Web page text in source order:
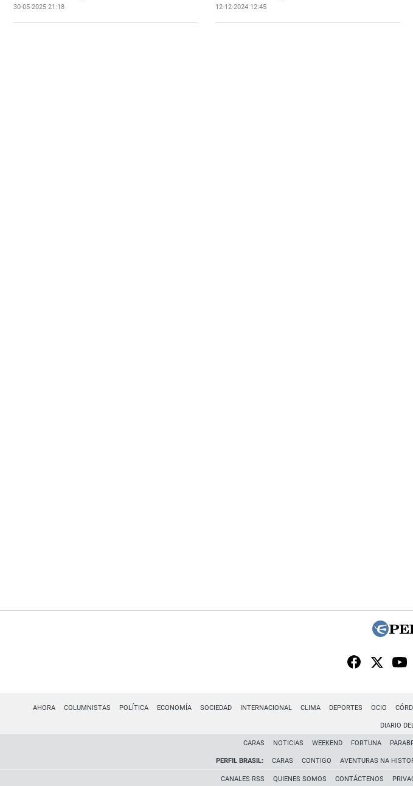
30-05-2025 21:18 12-12-2024 12:45
AHORA COLUMNISTAS POLÍTICA ECONOMÍA SOCIEDAD INTERNACIONAL CLIMA DEPORTES OCIO
DIARIO
CARAS NOTICIAS WEEKEND FORTUNA
PERFIL BRASIL: CARAS CONTIGO AVENTURAS NA
CANALES RSS QUIENES SOMOS CONTÁCTENOS